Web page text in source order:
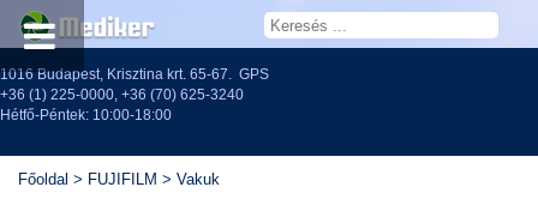
1016 Budapest, Krisztina krt. 65-67. GPS
+36 (1) 225-0000, +36 (70) 625-3240
Hétfő-Péntek: 10:00-18:00
Főoldal > FUJIFILM > Vakuk